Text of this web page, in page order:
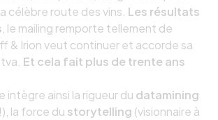
célèbre route des vins. Les résultats
, le mailing remporte tellement de
& Irion veut continuer et accorde sa
Et cela fait plus de trente ans
intègre ainsi la rigueur du datamining
la force du storytelling (visionnaire à